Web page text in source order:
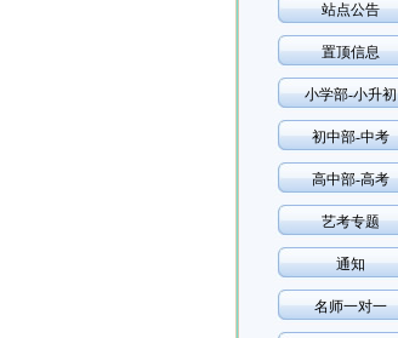
站点公告
置顶信息
小学部-小升初
初中部-中考
高中部-高考
艺考专题
通知
名师一对一